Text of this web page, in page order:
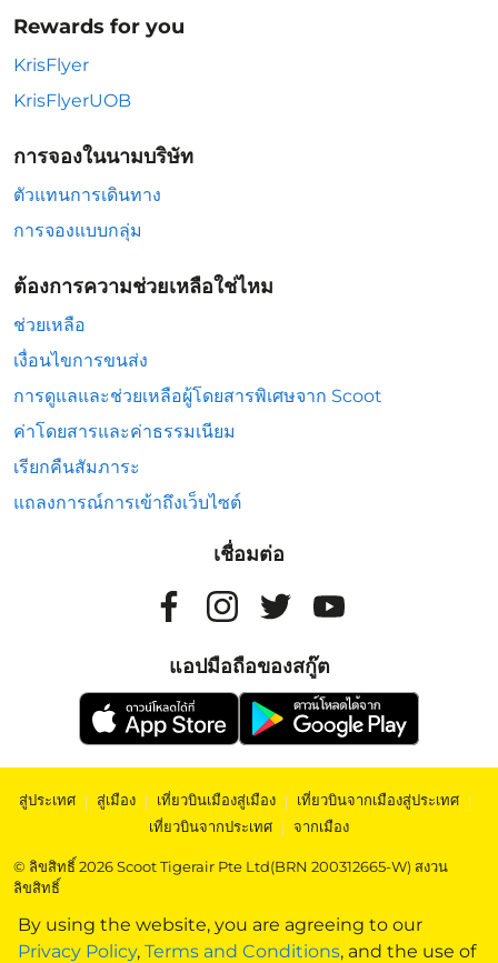
By using the website, you are agreeing to our
Privacy Policy, Terms and Conditions, and the use of
Rewards for you
KrisFlyer
KrisFlyerUOB
การจองในนามบริษัท
ตัวแทนการเดินทาง
การจองแบบกลุ่ม
ต้องการความช่วยเหลือใช่ไหม
ช่วยเหลือ
เงื่อนไขการขนส่ง
การดูแลและช่วยเหลือผู้โดยสารพิเศษจาก Scoot
ค่าโดยสารและค่าธรรมเนียม
เรียกคืนสัมภาระ
แถลงการณ์การเข้าถึงเว็บไซต์
เชื่อมต่อ
แอปมือถือของสกู๊ต
สู่ประเทศ | สู่เมือง | เที่ยวบินเมืองสู่เมือง | เที่ยวบินจากเมืองสู่ประเทศ |
เที่ยวบินจากประเทศ | จากเมือง
© ลิขสิทธิ์ 2026 Scoot Tigerair Pte Ltd(BRN 200312665-W) สงวน
ลิขสิทธิ์